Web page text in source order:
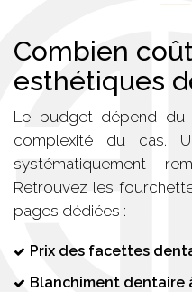
Combien
esthétiques
Le budget dépend du
complexité du cas.
systématiquement
Retrouvez les
pages dédiées :
Prix des facettes
Blanchiment dentaire